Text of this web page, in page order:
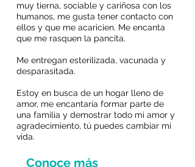
muy tierna, sociable y cariñosa con los
humanos, me gusta tener contacto con
ellos y que me acaricien. Me encanta
que me rasquen la pancita.
​Me entregan esterilizada, vacunada y
desparasitada.
Estoy en busca de un hogar lleno de
amor, me encantaría formar parte de
una familia y demostrar todo mi amor y
agradecimiento, tú puedes cambiar mi
vida.
Conoce más